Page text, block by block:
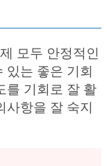
모두 안정적인
있는 좋은 기회
를 기회로 잘 활
항을 잘 숙지